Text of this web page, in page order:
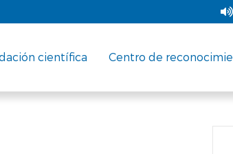
científica Centro de